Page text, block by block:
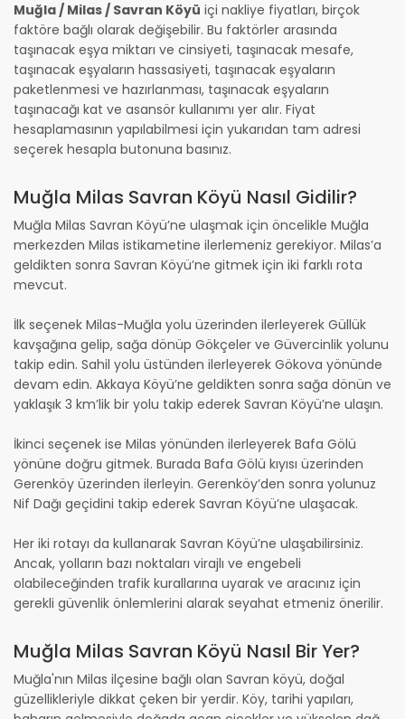
Muğla / Milas / Savran Köyü içi nakliye fiyatları, birçok
faktöre bağlı olarak değişebilir. Bu faktörler arasında
taşınacak eşya miktarı ve cinsiyeti, taşınacak mesafe,
taşınacak eşyaların hassasiyeti, taşınacak eşyaların
paketlenmesi ve hazırlanması, taşınacak eşyaların
taşınacağı kat ve asansör kullanımı yer alır. Fiyat
hesaplamasının yapılabilmesi için yukarıdan tam adresi
seçerek hesapla butonuna basınız.
Muğla Milas Savran Köyü Nasıl Gidilir?
Muğla Milas Savran Köyü’ne ulaşmak için öncelikle Muğla
merkezden Milas istikametine ilerlemeniz gerekiyor. Milas’a
geldikten sonra Savran Köyü’ne gitmek için iki farklı rota
mevcut.
İlk seçenek Milas-Muğla yolu üzerinden ilerleyerek Güllük
kavşağına gelip, sağa dönüp Gökçeler ve Güvercinlik yolunu
takip edin. Sahil yolu üstünden ilerleyerek Gökova yönünde
devam edin. Akkaya Köyü’ne geldikten sonra sağa dönün ve
yaklaşık 3 km’lik bir yolu takip ederek Savran Köyü’ne ulaşın.
İkinci seçenek ise Milas yönünden ilerleyerek Bafa Gölü
yönüne doğru gitmek. Burada Bafa Gölü kıyısı üzerinden
Gerenköy üzerinden ilerleyin. Gerenköy’den sonra yolunuz
Nif Dağı geçidini takip ederek Savran Köyü’ne ulaşacak.
Her iki rotayı da kullanarak Savran Köyü’ne ulaşabilirsiniz.
Ancak, yolların bazı noktaları virajlı ve engebeli
olabileceğinden trafik kurallarına uyarak ve aracınız için
gerekli güvenlik önlemlerini alarak seyahat etmeniz önerilir.
Muğla Milas Savran Köyü Nasıl Bir Yer?
Muğla'nın Milas ilçesine bağlı olan Savran köyü, doğal
güzellikleriyle dikkat çeken bir yerdir. Köy, tarihi yapıları,